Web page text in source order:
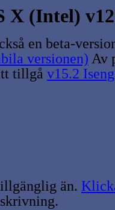
X (Intel)
en beta-
versionen) Av
tillgå v15.2
än.